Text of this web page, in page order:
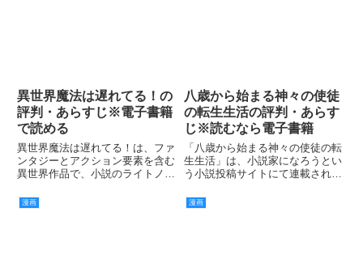
異世界魔法は遅れてる！の
評判・あらすじ※電子書籍
で読める
異世界魔法は遅れてる！は、ファ
ンタジーとアクション要素を含む
異世界作品で、小説のライトノベ
画も展開中です。
八歳から始まる神々の使徒
の転生生活の評判・あらす
じ※読むなら電子書籍
「八歳から始まる神々の使徒の転
生生活」は、小説家になろうとい
う小説投稿サイトにて連載されて
す。
漫画 漫画